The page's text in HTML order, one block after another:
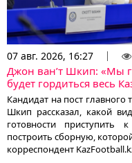
07 авг. 2026, 16:27
Джон ван’т Шкип: «Мы
будет гордиться весь
Кандидат на пост главного
Шкип рассказал, какой
готовности
построить сборную,
корреспондент